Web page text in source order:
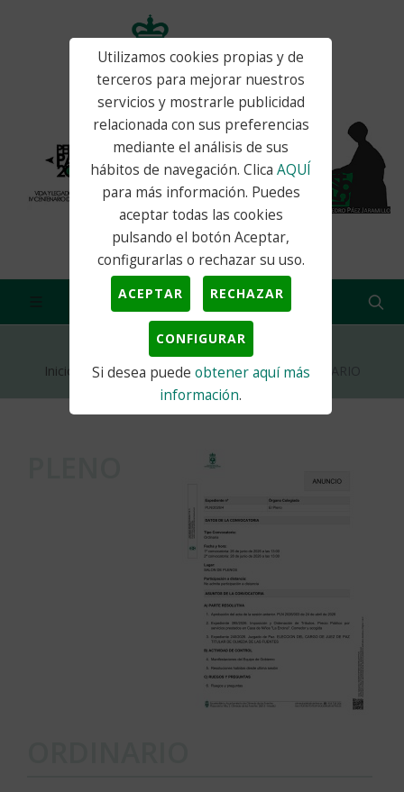
Utilizamos cookies propias y de
terceros para mejorar nuestros
servicios y mostrarle publicidad
relacionada con sus preferencias
mediante el análisis de sus
hábitos de navegación. ClicaAQUÍ
para más información. Puedes
aceptar todas las cookies
pulsando el botón Aceptar,
configurarlas o rechazar su uso.
ACEPTAR RECHAZAR
CONFIGURAR
Si desea puede obtener aquí más
información.
Inicio Actualidad Noticias PLENO ORDINARIO